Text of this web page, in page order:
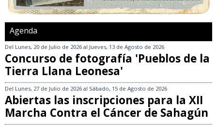
Agenda
Del Lunes, 20 de Julio de 2026 al Jueves, 13 de Agosto de 2026
Concurso de fotografía 'Pueblos de la
Tierra Llana Leonesa'
Del Lunes, 27 de Julio de 2026 al Sábado, 15 de Agosto de 2026
Abiertas las inscripciones para la XII
Marcha Contra el Cáncer de Sahagún